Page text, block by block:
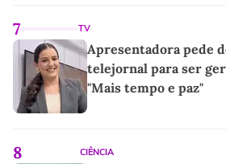
7 TV
Apresentadora pede
telejornal para ser
"Mais tempo e paz"
8 CIÊNCIA